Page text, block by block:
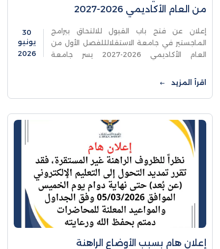
من العام الأكاديمي 2026-2027
إعلان عن فتح باب القبول للالتحاق ببرامج
الماجستير في جامعة الاستقلالللفصل الأول من
العام الأكاديمي 2026-2027 يسر جامعة
ببرامج الماجستير
30
يونيو
2026
اقرأ المزيد
إعلان هام بسبب الأوضاع الراهنة